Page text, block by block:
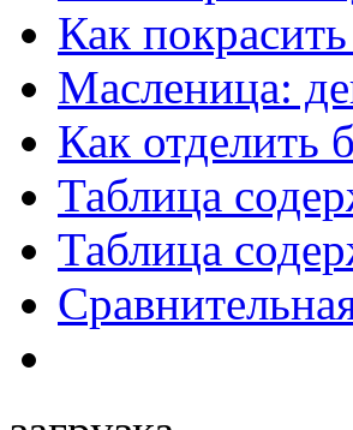
Как
Масленица:
Как отделить
Таблица
Таблица